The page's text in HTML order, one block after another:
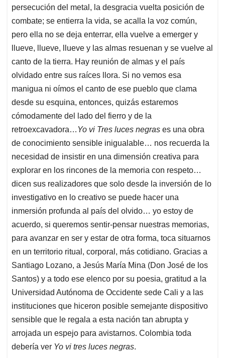
persecución del metal, la desgracia vuelta posición de
combate; se entierra la vida, se acalla la voz común,
pero ella no se deja enterrar, ella vuelve a emerger y
llueve, llueve, llueve y las almas resuenan y se vuelve al
canto de la tierra. Hay reunión de almas y el país
olvidado entre sus raíces llora. Si no vemos esa
manigua ni oímos el canto de ese pueblo que clama
desde su esquina, entonces, quizás estaremos
cómodamente del lado del fierro y de la
retroexcavadora…Yo vi Tres luces negras es una obra
de conocimiento sensible inigualable… nos recuerda la
necesidad de insistir en una dimensión creativa para
explorar en los rincones de la memoria con respeto…
dicen sus realizadores que solo desde la inversión de lo
investigativo en lo creativo se puede hacer una
inmersión profunda al país del olvido… yo estoy de
acuerdo, si queremos sentir-pensar nuestras memorias,
para avanzar en ser y estar de otra forma, toca situarnos
en un territorio ritual, corporal, más cotidiano. Gracias a
Santiago Lozano, a Jesús María Mina (Don José de los
Santos) y a todo ese elenco por su poesia, gratitud a la
Universidad Autónoma de Occidente sede Cali y a las
instituciones que hiceron posible semejante dispositivo
sensible que le regala a esta nación tan abrupta y
arrojada un espejo para avistarnos. Colombia toda
debería ver Yo vi tres luces negras.